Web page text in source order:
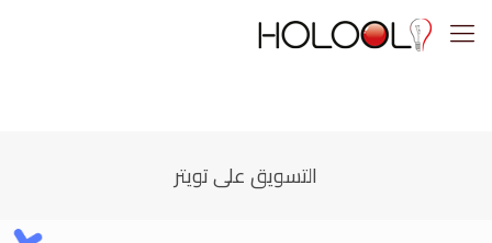
التسويق على تويتر